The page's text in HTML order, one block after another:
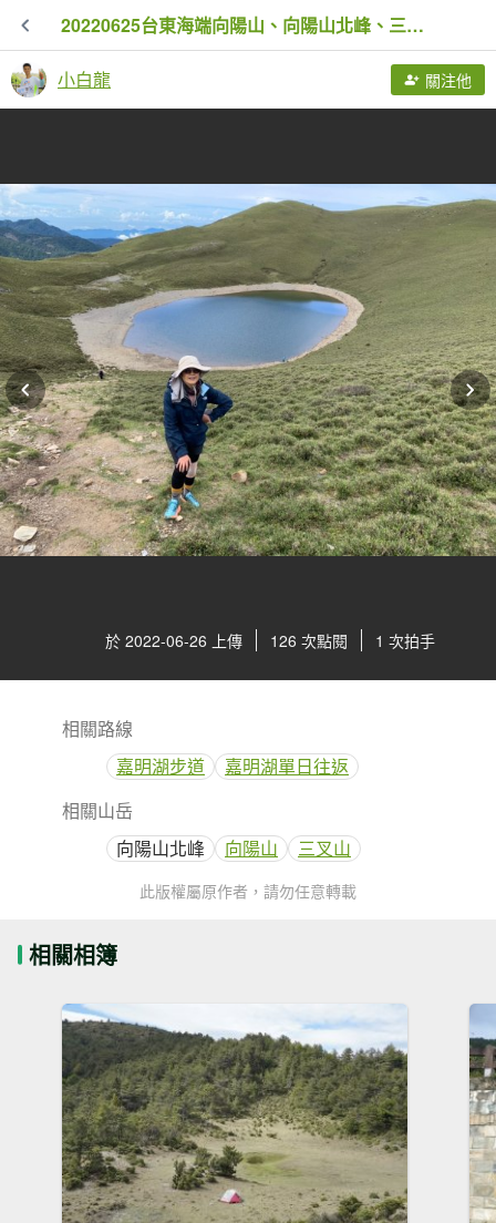
20220625台東海端向陽山、向陽山北峰、三叉山、嘉明湖
小白龍 關注他
於 2022-06-26 上傳 126 次點閱 1 次拍手
相關路線
嘉明湖步道
嘉明湖單日往返
相關山岳
向陽山北峰
向陽山 三叉山
此版權屬原作者，請勿任意轉載
相關相簿